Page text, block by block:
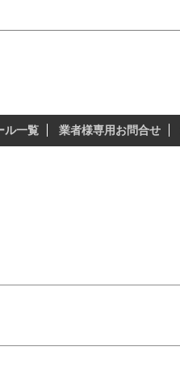
ル一覧 業者様専用お問合せ